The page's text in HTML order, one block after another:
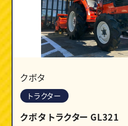
クボタ
トラクター
クボタ トラクター GL321